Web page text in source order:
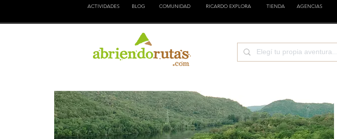
ACTIVIDADES BLOG COMUNIDAD RICARDO EXPLORA TIENDA AGENCIAS